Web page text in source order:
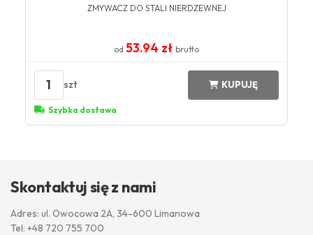
ZMYWACZ DO STALI NIERDZEWNEJ
od 53.94 zł brutto
1 szt KUPUJĘ
Szybka dostawa
Skontaktuj się z nami
Adres: ul. Owocowa 2A, 34-600 Limanowa
Tel: +48 720 755 700